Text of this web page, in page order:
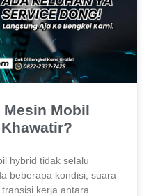
Mobil
hybrid tidak selalu
beberapa kondisi, suara
kerja antara